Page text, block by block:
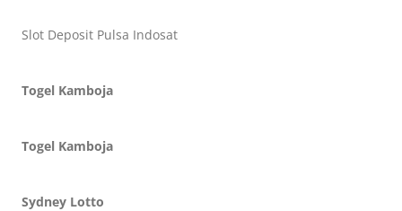
Slot Deposit Pulsa Indosat
Togel Kamboja
Togel Kamboja
Sydney Lotto